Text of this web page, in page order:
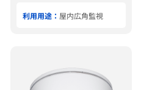
利用用途： 屋内広角監視